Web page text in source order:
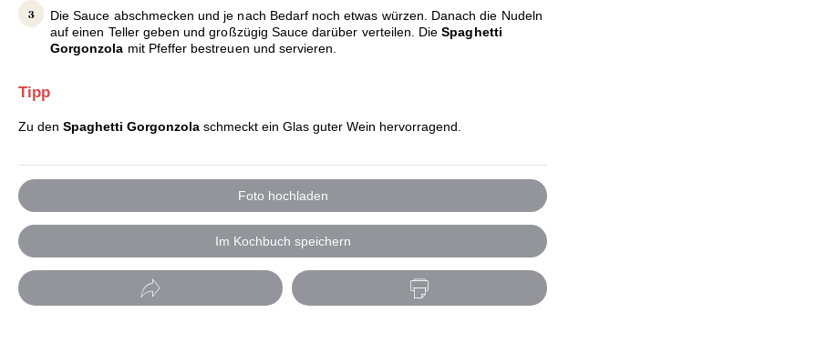
Die Sauce abschmecken und je nach Bedarf noch etwas würzen. Danach die Nudeln
auf einen Teller geben und großzügig Sauce darüber verteilen. DieSpaghetti
Gorgonzola mit Pfeffer bestreuen und servieren.
Tipp
Zu den Spaghetti Gorgonzola schmeckt ein Glas guter Wein hervorragend.
Foto hochladen
Im Kochbuch speichern